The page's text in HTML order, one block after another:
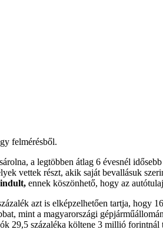
felmérésből.
a legtöbben átlag 6 évesnél
vettek részt, akik saját bevallásuk
indult, ennek köszönhető, hogy az
azt is elképzelhetően tartja,
mint a magyarországi
29,5 százaléka költene 3 millió